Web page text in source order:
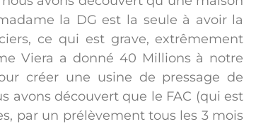
la DG est la seule à avoir la
ce qui est grave, extrêmement
Viera a donné 40 Millions à notre
créer une usine de pressage de
avons découvert que le FAC (qui est
par un prélèvement tous les 3 mois